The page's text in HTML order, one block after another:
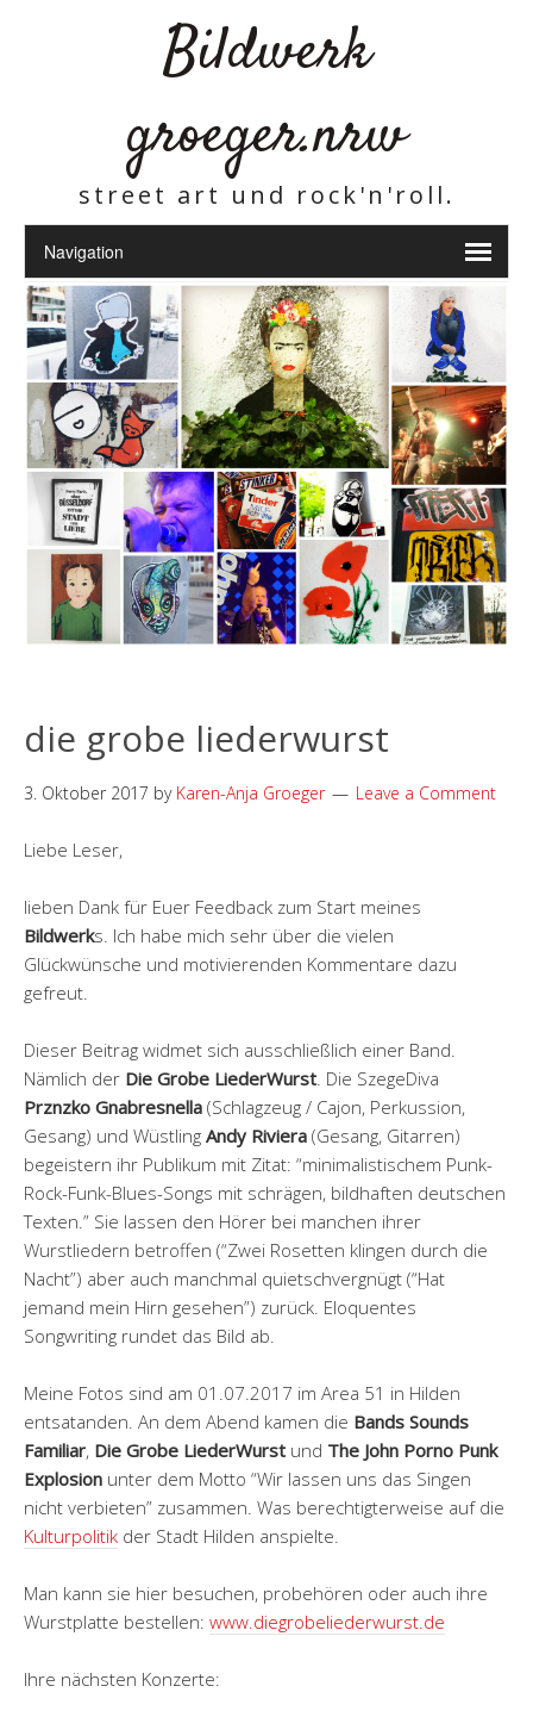
Bildwerk
groeger.nrw
street art und rock'n'roll.
die grobe liederwurst
3. Oktober 2017 by Karen-Anja Groeger Leave a Comment
Liebe Leser,
lieben Dank für Euer Feedback zum Start meines
Bildwerks. Ich habe mich sehr über die vielen
Glückwünsche und motivierenden Kommentare dazu
gefreut.
Dieser Beitrag widmet sich ausschließlich einer Band.
Nämlich der Die Grobe LiederWurst. Die SzegeDiva
Prznzko Gnabresnella (Schlagzeug / Cajon, Perkussion,
Gesang) und Wüstling Andy Riviera (Gesang, Gitarren)
begeistern ihr Publikum mit Zitat: “minimalistischem Punk-
Rock-Funk-Blues-Songs mit schrägen, bildhaften deutschen
Texten.” Sie lassen den Hörer bei manchen ihrer
Wurstliedern betroffen (“Zwei Rosetten klingen durch die
Nacht”) aber auch manchmal quietschvergnügt (“Hat
jemand mein Hirn gesehen”) zurück. Eloquentes
Songwriting rundet das Bild ab.
Meine Fotos sind am 01.07.2017 im Area 51 in Hilden
entsatanden. An dem Abend kamen die Bands Sounds
Familiar, Die Grobe LiederWurst und The John Porno Punk
Explosion unter dem Motto “Wir lassen uns das Singen
nicht verbieten” zusammen. Was berechtigterweise auf die
Kulturpolitik der Stadt Hilden anspielte.
Man kann sie hier besuchen, probehören oder auch ihre
Wurstplatte bestellen: www.diegrobeliederwurst.de
Ihre nächsten Konzerte: